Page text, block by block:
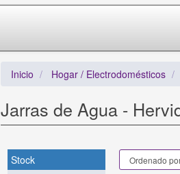
Inicio Hogar / Electrodomésticos
Jarras de Agua -
Stock